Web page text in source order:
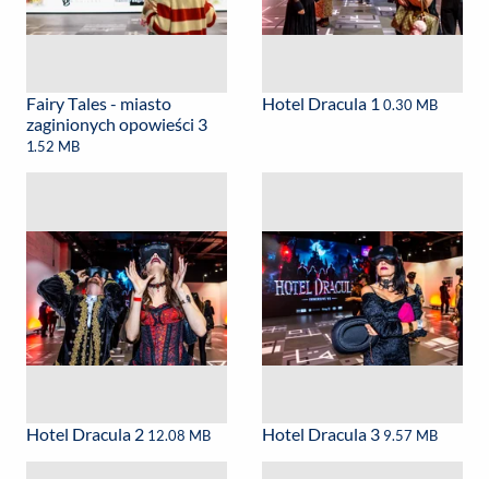
Fairy Tales - miasto
zaginionych opowieści 3
1.52 MB
Hotel Dracula 1 0.30 MB
Hotel Dracula 2 12.08 MB Hotel Dracula 3 9.57 MB